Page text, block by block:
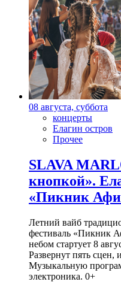
08 августа, суббота
концерты
Елагин остров
Прочее
SLAVA
кнопкой».
«Пикник
Летний вайб
фестиваль «Пикник
небом стартует 8
Развернут пять сцен,
Музыкальную
электроника. 0+